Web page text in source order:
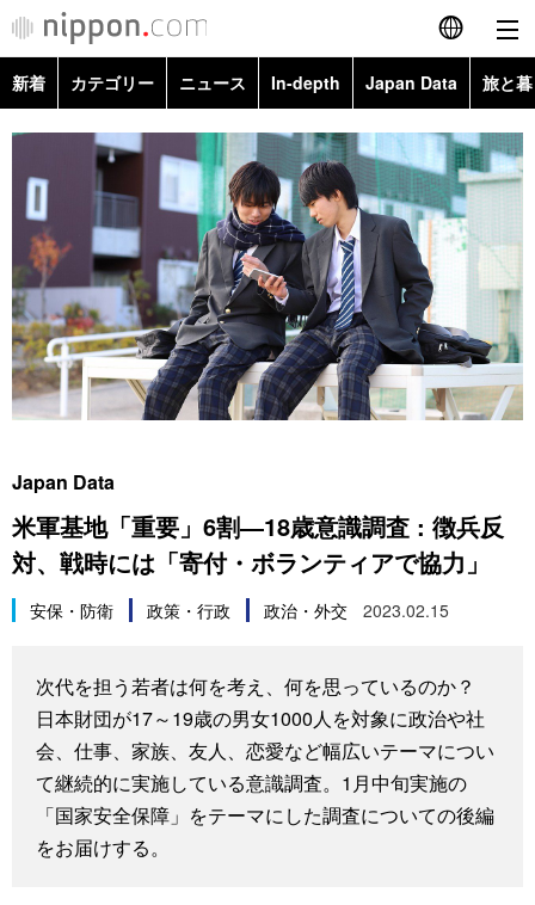
English
简体字
繁體字
Français
Español
العربية
カテゴリー
政治・外交
経済・ビジネス
社会
文化
暮らし
スポーツ・東京2020
ニュース
トップ
In-depth
旅と暮らし
動画/Live
Cinema
Topics
Images
新着 カテゴリー ニュース In-depth Japan Data 旅と
政治・外交
経済・ビジネス
国際・海外
社会
文化
スポーツ・東京2020
Topics
Images
People
東京
お知らせ
Japan Data
米軍基地「重要」6割―18歳意識調査 : 徴兵反
対、戦時には「寄付・ボランティアで協力」
安保・防衛 政策・行政 政治・外交 2023.02.15
次代を担う若者は何を考え、何を思っているのか？
日本財団が17～19歳の男女1000人を対象に政治や社
会、仕事、家族、友人、恋愛など幅広いテーマについ
て継続的に実施している意識調査。1月中旬実施の
「国家安全保障」をテーマにした調査についての後編
をお届けする。